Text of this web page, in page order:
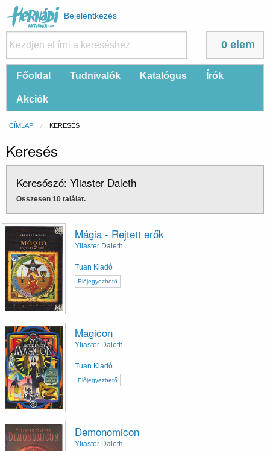
Felhasználói
fiók
menüje
Bejelentkezés
0 elem
FőFőoldal Tudnivalók Katalógus Írók
Akciók
Morzsa
CÍMLAP CURRENT:
KERESÉS
Keresés
Keresőszó: Yliaster Daleth
Összesen 10 találat.
Mágia - Rejtett erők
Yliaster Daleth
Tuan Kiadó
Előjegyezhető
Magicon
Yliaster Daleth
Tuan Kiadó
Előjegyezhető
Demonomicon
Yliaster Daleth